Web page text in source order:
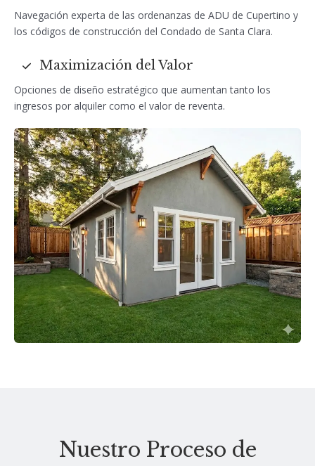
Navegación experta de las ordenanzas de ADU de Cupertino y
los códigos de construcción del Condado de Santa Clara.
Maximización del Valor
Opciones de diseño estratégico que aumentan tanto los
ingresos por alquiler como el valor de reventa.
Nuestro Proceso de